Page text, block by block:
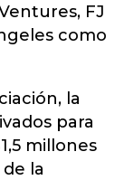
FJ
como
la
para
millones
la